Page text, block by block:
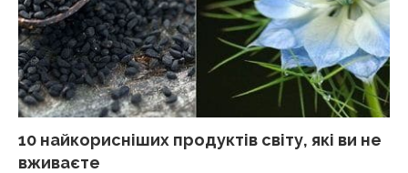
10 найкорисніших продуктів світу, які ви не
вживаєте